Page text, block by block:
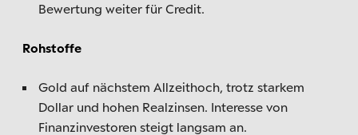
Bewertung weiter für Credit.
Rohstoffe
Gold auf nächstem Allzeithoch, trotz starkem
Dollar und hohen Realzinsen. Interesse von
Finanzinvestoren steigt langsam an.